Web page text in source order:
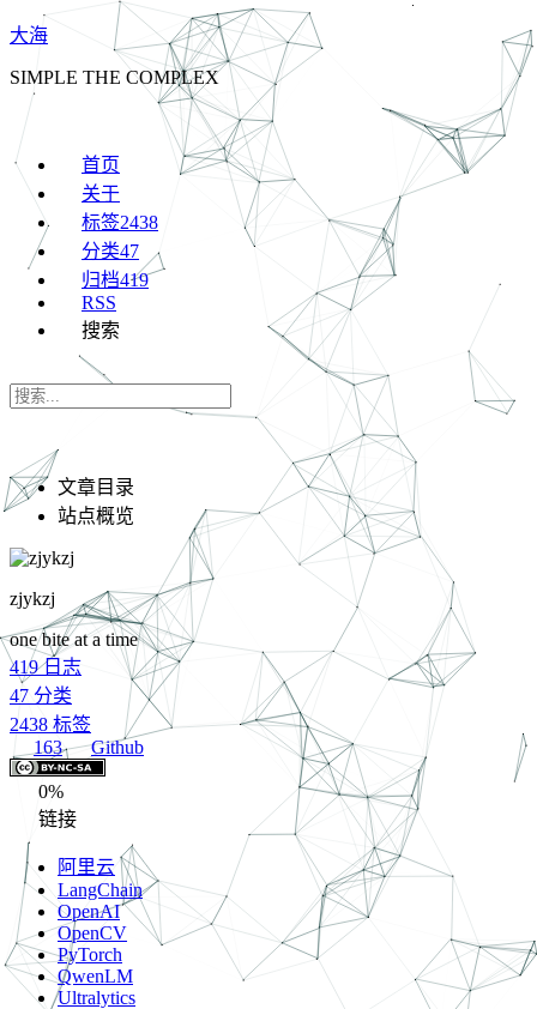
大海
SIMPLE THE COMPLEX
首页
关于
标签2438
分类47
归档419
RSS
搜索
文章目录
站点概览
zjykzj
one bite at a time
419 日志
47 分类
2438 标签
163
Github
0%
链接
阿里云
LangChain
OpenAI
OpenCV
PyTorch
QwenLM
Ultralytics